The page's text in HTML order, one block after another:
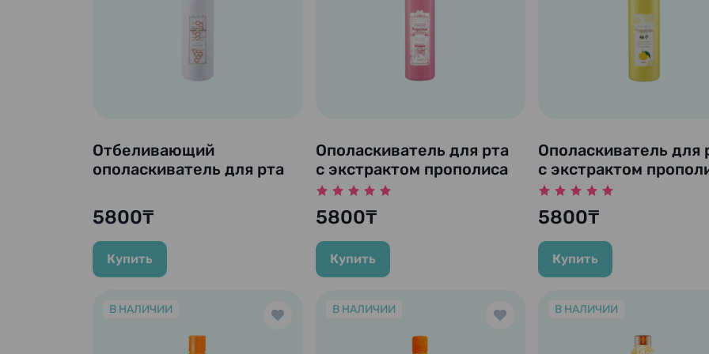
Отбеливающий
ополаскиватель для рта
и фитиновой кислотой
"Propolinse Dental
Whitening", 600 мл.
5800₸
Купить
Ополаскиватель для рта
с экстрактом прополиса
и чайного листа
"Propolinse Sakura", 600
мл (безалкогольного
типа)
5800₸
Купить
Ополаскиватель для
с экстрактом
и чайного листа
"Propolinse Yuzu", 600
5800₸
Купить
В НАЛИЧИИ В НАЛИЧИИ В НАЛИЧИИ